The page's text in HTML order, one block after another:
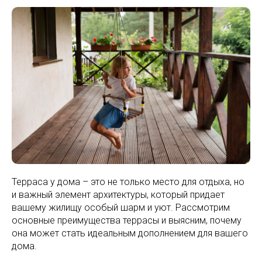
Терраса у дома – это не только место для отдыха, но
и важный элемент архитектуры, который придает
вашему жилищу особый шарм и уют. Рассмотрим
основные преимущества террасы и выясним, почему
она может стать идеальным дополнением для вашего
дома.